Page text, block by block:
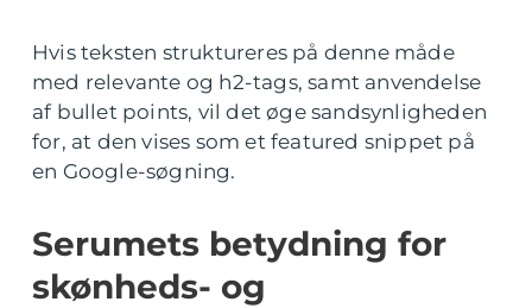
Hvis teksten struktureres på denne måde
med relevante og h2-tags, samt anvendelse
af bullet points, vil det øge sandsynligheden
for, at den vises som et featured snippet på
en Google-søgning.
Serumets betydning for
skønheds- og